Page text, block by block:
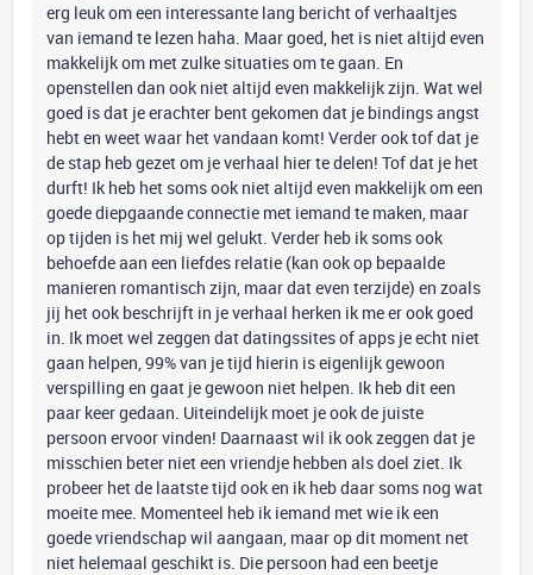
erg leuk om een interessante lang bericht of verhaaltjes
van iemand te lezen haha. Maar goed, het is niet altijd even
makkelijk om met zulke situaties om te gaan. En
openstellen dan ook niet altijd even makkelijk zijn. Wat wel
goed is dat je erachter bent gekomen dat je bindings angst
hebt en weet waar het vandaan komt! Verder ook tof dat je
de stap heb gezet om je verhaal hier te delen! Tof dat je het
durft! Ik heb het soms ook niet altijd even makkelijk om een
goede diepgaande connectie met iemand te maken, maar
op tijden is het mij wel gelukt. Verder heb ik soms ook
behoefde aan een liefdes relatie (kan ook op bepaalde
manieren romantisch zijn, maar dat even terzijde) en zoals
jij het ook beschrijft in je verhaal herken ik me er ook goed
in. Ik moet wel zeggen dat datingssites of apps je echt niet
gaan helpen, 99% van je tijd hierin is eigenlijk gewoon
verspilling en gaat je gewoon niet helpen. Ik heb dit een
paar keer gedaan. Uiteindelijk moet je ook de juiste
persoon ervoor vinden! Daarnaast wil ik ook zeggen dat je
misschien beter niet een vriendje hebben als doel ziet. Ik
probeer het de laatste tijd ook en ik heb daar soms nog wat
moeite mee. Momenteel heb ik iemand met wie ik een
goede vriendschap wil aangaan, maar op dit moment net
niet helemaal geschikt is. Die persoon had een beetje